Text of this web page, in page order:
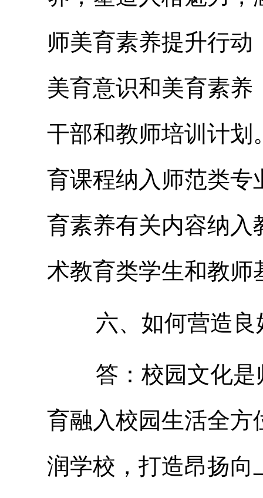
师美育素养提升行
美育意识和美育素
干部和教师培训计划
育课程纳入师范类专
育素养有关内容纳入
术教育类学生和教师
六、如何营造良
答：校园文化是
育融入校园生活全方
润学校，打造昂扬向